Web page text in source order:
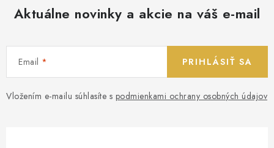
Aktuálne novinky a akcie na váš e-mail
Email
Vložením e-mailu súhlasíte s podmienkami ochrany osobných údajov
PRIHLÁSIŤ SA